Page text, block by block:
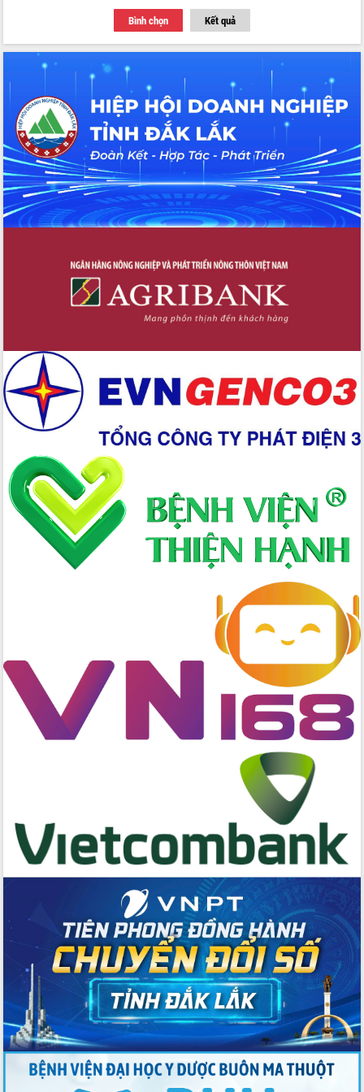
Tập huấn ứng dụng trí tuệ nhân tạo (AI)
trong thương mại điện tử năm 2026
Đoàn đại biểu Quốc hội tỉnh Đắk Lắk
trao đổi thông tin trước Kỳ họp thứ
nhất, Quốc hội khóa XVI
Quyết liệt cải cách hành chính, khơi
thông nguồn lực phát triển
Nâng cao hiệu lực, hiệu quả HĐND
tỉnh thông qua hiện đại hóa hành chính
Xã Ea Phê gắn cải cách hành chính với
chuyển đổi số
Phó Chủ tịch Thường trực UBND tỉnh
Hồ Thị Nguyên Thảo làm việc tại Trung
Xây dựng nền hành chính số đồng
hành cùng nông dân dân, doanh nghiệp
Giai đoạn 2026-2030, Đắk Lắk phấn
mới
Chuyển đổi số 'mở đường' cho nông
nghiệp Đắk Lắk tăng trưởng bứt phá
Triển khai đồng bộ đo đạc, lập hồ sơ
địa chính, hoàn thiện cơ sở dữ liệu đất
Ứng dụng sinh trắc học - Bước tiến
trong hành trình chuyển đổi số tại Đắk
Lắk
Đắk Lắk nâng cao hiệu quả công tác
Đảng từ Sổ tay đảng viên điện tử
Đắk Lắk đẩy mạnh nuôi biển công
nghệ, hướng tới phát triển thủy sản
Quyền của người tiêu dùng Việt Nam
2026
Đẩy mạnh cải cách hành chính, quyết
tâm đạt được mục tiêu tăng trưởng
hai con số trong năm 2026
Nhân dân tỉnh
Bệnh án điện tử thúc đẩy chuyển đổi
số y tế tại Đắk Lắk
không gian tri thức trong thời đại số
Đánh giá, rút kinh nghiệm công tác tổ
chức diễn tập trước ngày bầu cử
Chương trình “Gặp gỡ hữu nghị –
Friendship Meeting New Year 2026”
Bầu cử Quốc hội và HĐND: Cử tri Đắk
Lắk gửi gắm niềm tin, kỳ vọng vào lá
phiếu
Đắk Lắk sẵn sàng các điều kiện cho
Ngày hội bầu cử đại biểu Quốc hội
khóa XVI và HĐND các cấp nhiệm kỳ
Bình chọn Kết quả